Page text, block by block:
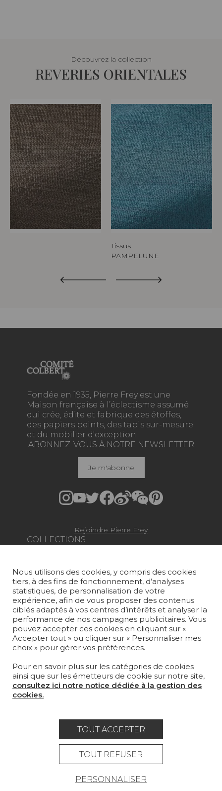
Découvrez la collection
REVERIES ORIENTALES
Tissus
PAMPELUNE
Fondée en 1935, Pierre Frey est une
Maison française à l’éclectisme assumé
qui crée, édite et fabrique des étoffes,
des papiers peints, des tapis sur-mesure
et du mobilier d'exception.
COLLECTIONS
PAPIERS PEINTS
TAPIS ET MOQUETTES
MOBILIER
PROJETS
SUR-MESURE
MAGAZINE
LA MAISON
ABONNEZ-VOUS À NOTRE NEWSLETTER
Je m'abonne
Rejoindre Pierre Frey
Nous utilisons des cookies, y compris des cookies
tiers, à des fins de fonctionnement, d’analyses
statistiques, de personnalisation de votre
expérience, afin de vous proposer des contenus
ciblés adaptés à vos centres d’intérêts et analyser la
performance de nos campagnes publicitaires. Vous
pouvez accepter ces cookies en cliquant sur «
Accepter tout » ou cliquer sur « Personnaliser mes
choix » pour gérer vos préférences.
Pour en savoir plus sur les catégories de cookies
ainsi que sur les émetteurs de cookie sur notre site,
consultez ici notre notice dédiée à la gestion des
cookies.
TOUT ACCEPTER
TOUT REFUSER
PERSONNALISER